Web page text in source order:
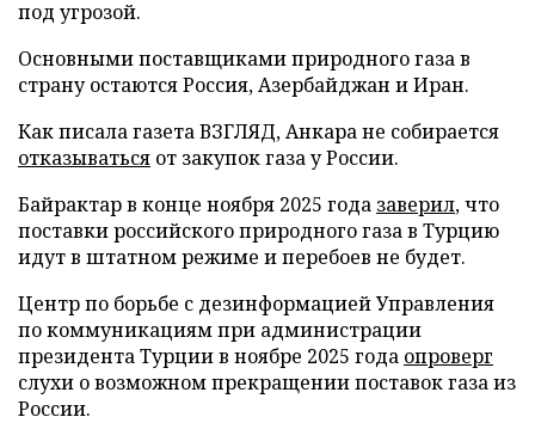
под угрозой.
Основными поставщиками природного газа в
страну остаются Россия, Азербайджан и Иран.
Как писала газета ВЗГЛЯД, Анкара не собирается
отказываться от закупок газа у России.
Байрактар в конце ноября 2025 года заверил, что
поставки российского природного газа в Турцию
идут в штатном режиме и перебоев не будет.
Центр по борьбе с дезинформацией Управления
по коммуникациям при администрации
президента Турции в ноябре 2025 года опроверг
слухи о возможном прекращении поставок газа из
России.